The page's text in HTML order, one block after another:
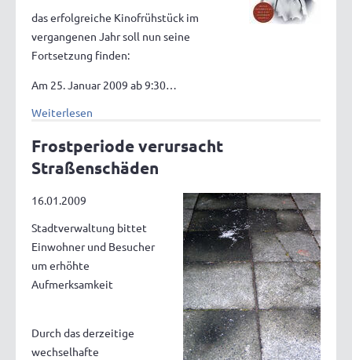
das erfolgreiche Kinofrühstück im
vergangenen Jahr soll nun seine
Fortsetzung finden:
Am 25. Januar 2009 ab 9:30…
Weiterlesen
Frostperiode verursacht
Straßenschäden
16.01.2009
Stadtverwaltung bittet
Einwohner und Besucher
um erhöhte
Aufmerksamkeit
Durch das derzeitige
wechselhafte